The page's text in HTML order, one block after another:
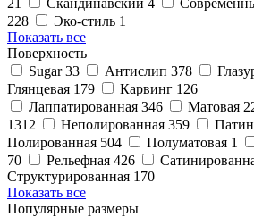
228
Эко-стиль 1
Показать все
Поверхность
Sugar33 Антислип 378
Глянцевая 179 Карвинг 126
Лаппатированная 346 Матовая
1312
Неполированная 359
Полированная 504 Полуматовая 1
70
Рельефная 426
Структурированная 170
Показать все
Популярные размеры